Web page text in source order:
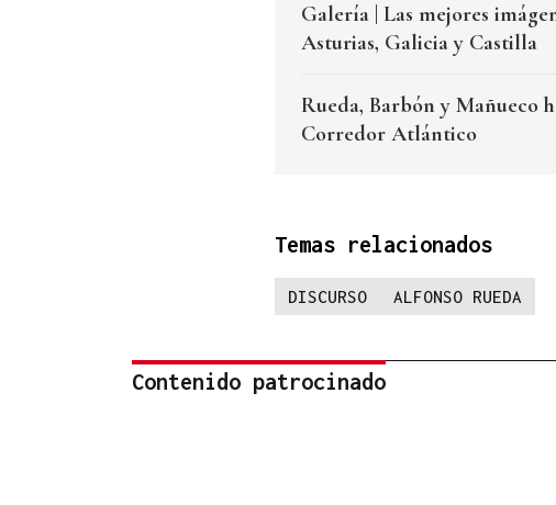
Galería | Las mejores
Asturias, Galicia y Castilla
Rueda, Barbón y Mañueco
Corredor Atlántico
Temas relacionados
DISCURSO ALFONSO RUEDA
Contenido patrocinado